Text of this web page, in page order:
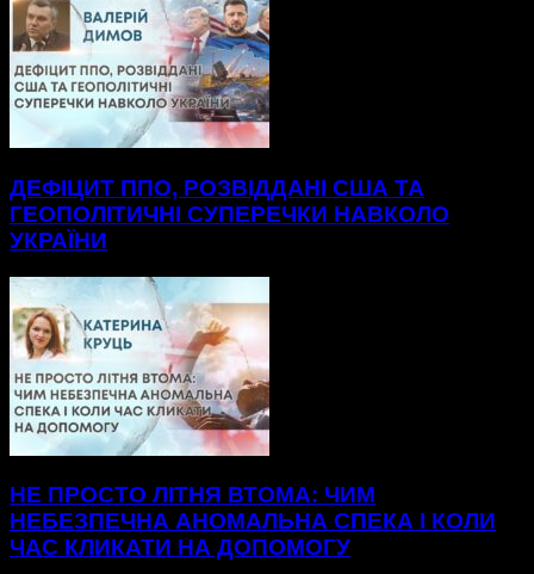
ДЕФІЦИТ ППО, РОЗВІДДАНІ США ТА
ГЕОПОЛІТИЧНІ СУПЕРЕЧКИ НАВКОЛО
УКРАЇНИ
НЕ ПРОСТО ЛІТНЯ ВТОМА: ЧИМ
НЕБЕЗПЕЧНА АНОМАЛЬНА СПЕКА І КОЛИ
ЧАС КЛИКАТИ НА ДОПОМОГУ